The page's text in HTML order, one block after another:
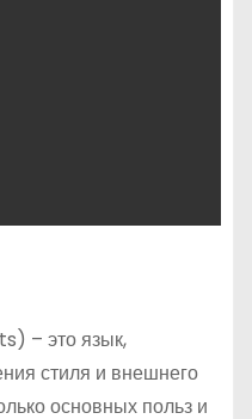
– это язык,
стиля и внешнего
основных польз и